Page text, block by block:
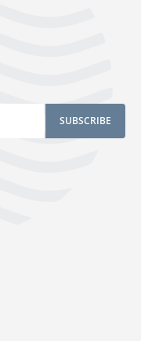
SUBSCRIBE